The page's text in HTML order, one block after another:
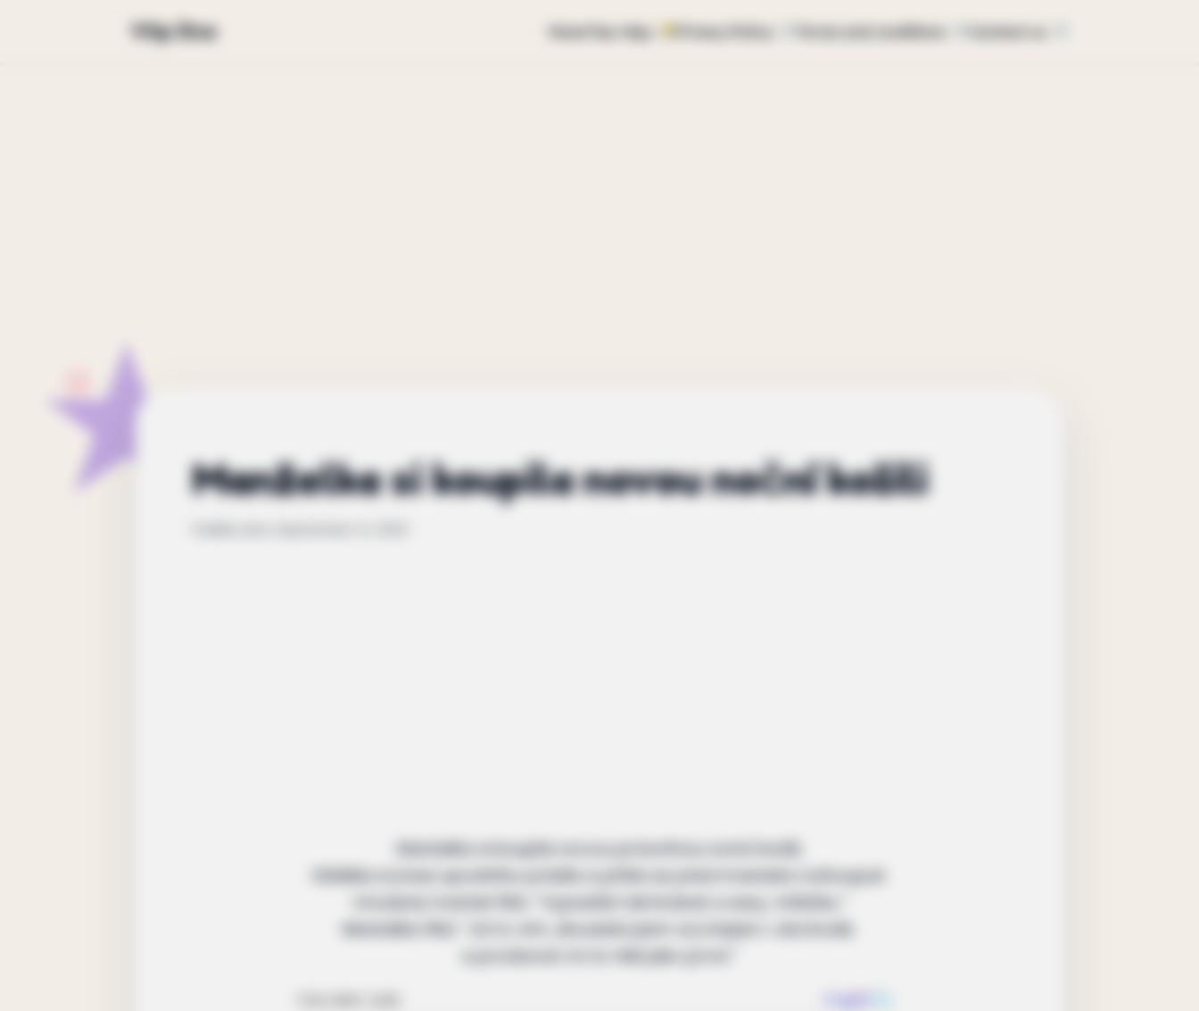
Vtip Dne Home Top vtipy Privacy Policy
Manželka si koupila novou noční košili
Manželka si koupila novou průsvitnou noční košili,
Oblékla si ji bez spodního prádla a přišla se před manžela rozhoupat.
Vzrušený manžel říká: “Vypadáš tak krásně a sexy, miláčku.”
Manželka říká: “Já to vím, zkoušela jsem si ji stejně v obchodě.
a prodavač mi to řekl jako první.”